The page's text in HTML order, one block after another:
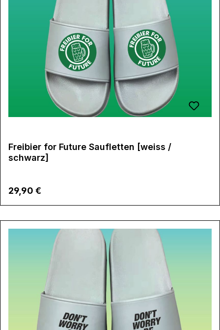
Freibier for Future Saufletten [weiss /
schwarz]
Regulärer Preis:
29,90 €